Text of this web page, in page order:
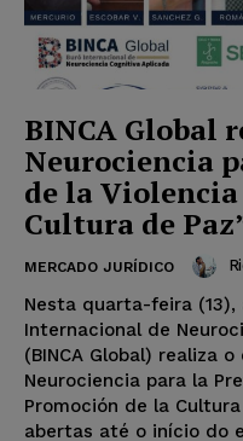
BINCA Global
Neurociencia
de la
Cultura de
MERCADO JURÍDICO
Nesta quarta-feira (13),
Internacional de
(BINCA Global) realiza
Neurociencia para la
Promoción de la
abertas até o início do